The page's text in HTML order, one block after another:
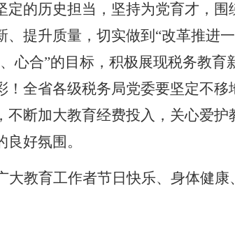
定的历史担当，坚持为党育才，围
提升质量，切实做到“改革推进
心合”的目标，积极展现税务教育
！全省各级税务局党委要坚定不
不断加大教育经费投入，关心爱护
好氛围。
大教育工作者节日快乐、身体健康